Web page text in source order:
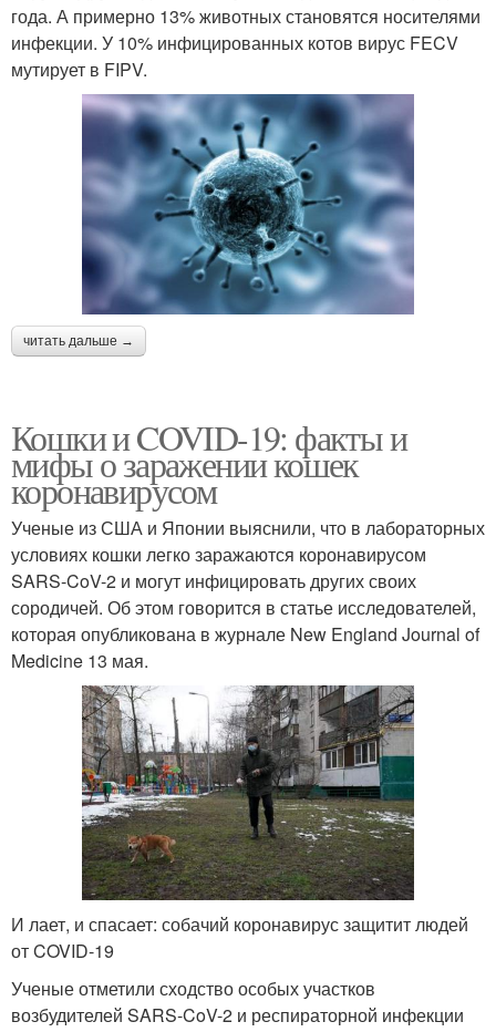
года. А примерно 13% животных становятся носителями
инфекции. У 10% инфицированных котов вирус FECV
мутирует в FIPV.
читать дальше →
Кошки и COVID-19: факты и
мифы о заражении кошек
коронавирусом
Ученые из США и Японии выяснили, что в лабораторных
условиях кошки легко заражаются коронавирусом
SARS-CoV-2 и могут инфицировать других своих
сородичей. Об этом говорится в статье исследователей,
которая опубликована в журнале New England Journal of
Medicine 13 мая.
И лает, и спасает: собачий коронавирус защитит людей
от COVID-19
Ученые отметили сходство особых участков
возбудителей SARS-CoV-2 и респираторной инфекции